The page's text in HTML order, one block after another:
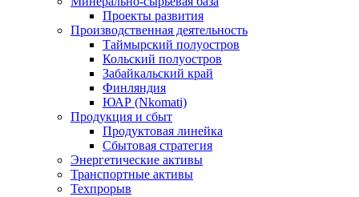
Проекты развития
Производственная деятельность
Таймырский полуостров
Кольский полуостров
Забайкальский край
Финляндия
ЮАР (Nkomati)
Продукция и сбыт
Продуктовая линейка
Сбытовая стратегия
Энергетические активы
Транспортные активы
Техпрорыв